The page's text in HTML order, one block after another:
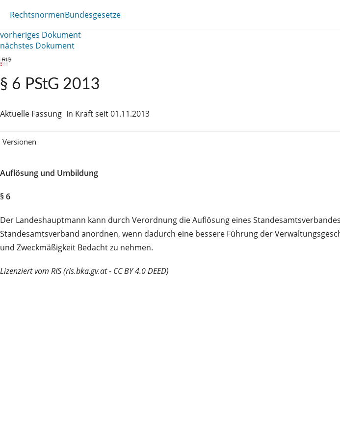
RechtsnormenBundesgesetze
vorheriges Dokument
nächstes Dokument
§ 6 PStG 2013
Aktuelle Fassung In Kraft seit 01.11.2013
Versionen
Auflösung und Umbildung
§ 6
Der Landeshauptmann kann durch Verordnung die Auflösung eines
Standesamtsverband anordnen, wenn dadurch eine bessere Führung der
und Zweckmäßigkeit Bedacht zu nehmen.
Lizenziert vom RIS (ris.bka.gv.at - CC BY 4.0 DEED)